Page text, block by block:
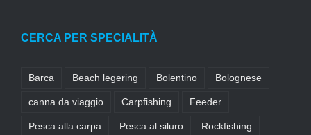
CERCA PER SPECIALITÀ
Barca Beach legering Bolentino Bolognese
canna da viaggio Carpfishing Feeder
Pesca alla carpa Pesca al siluro Rockfishing